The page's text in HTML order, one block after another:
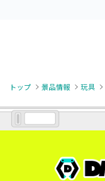
トップ 景品情報 玩具